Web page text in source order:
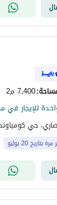
:7,400 م2
20 يوليو